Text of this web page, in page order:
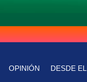
OPINIÓN DESDE